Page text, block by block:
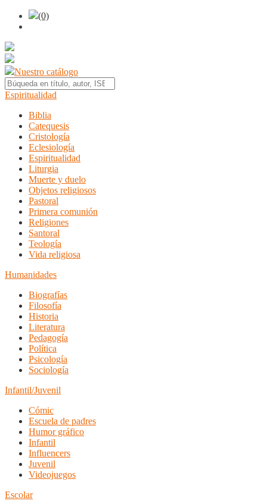
(0)
Nuestro catálogo
Espiritualidad
Biblia
Catequesis
Cristología
Eclesiología
Espiritualidad
Liturgia
Muerte y duelo
Objetos religiosos
Pastoral
Primera comunión
Religiones
Santoral
Teología
Vida religiosa
Humanidades
Biografías
Filosofía
Historia
Literatura
Pedagogía
Política
Psicología
Sociología
Infantil/Juvenil
Cómic
Escuela de padres
Humor gráfico
Infantil
Influencers
Juvenil
Videojuegos
Escolar